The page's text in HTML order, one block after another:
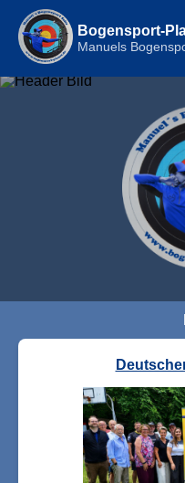
Bogensport-
Manuels